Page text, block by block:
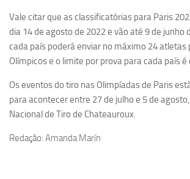
Vale citar que as classificatórias para Paris
dia 14 de agosto de 2022 e vão até 9 de junho
cada país poderá enviar no máximo 24 atletas
Olímpicos e o limite por prova para cada país é
Os eventos do tiro nas Olimpíadas de Paris
para acontecer entre 27 de julho e 5 de
Nacional de Tiro de Chateauroux.
Redação: Amanda Marín